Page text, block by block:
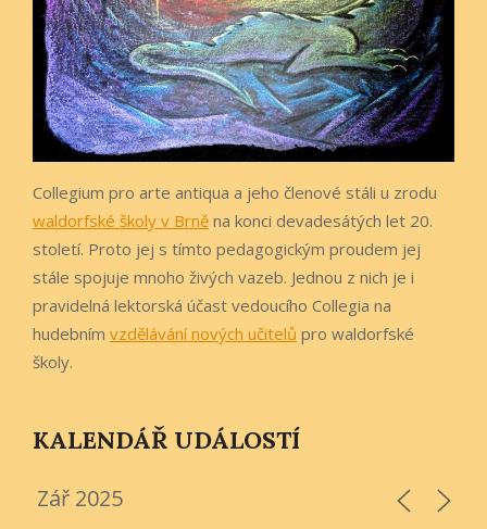
Collegium pro arte antiqua a jeho členové stáli u zrodu
waldorfské školy v Brně na konci devadesátých let 20.
století. Proto jej s tímto pedagogickým proudem jej
stále spojuje mnoho živých vazeb. Jednou z nich je i
pravidelná lektorská účast vedoucího Collegia na
hudebním vzdělávání nových učitelů pro waldorfské
školy.
KALENDÁŘ UDÁLOSTÍ